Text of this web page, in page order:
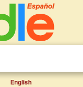
English